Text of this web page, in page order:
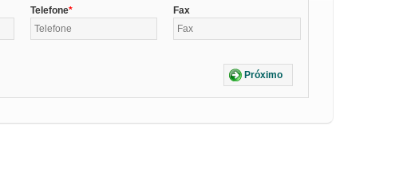
Telefone Fax
Próximo